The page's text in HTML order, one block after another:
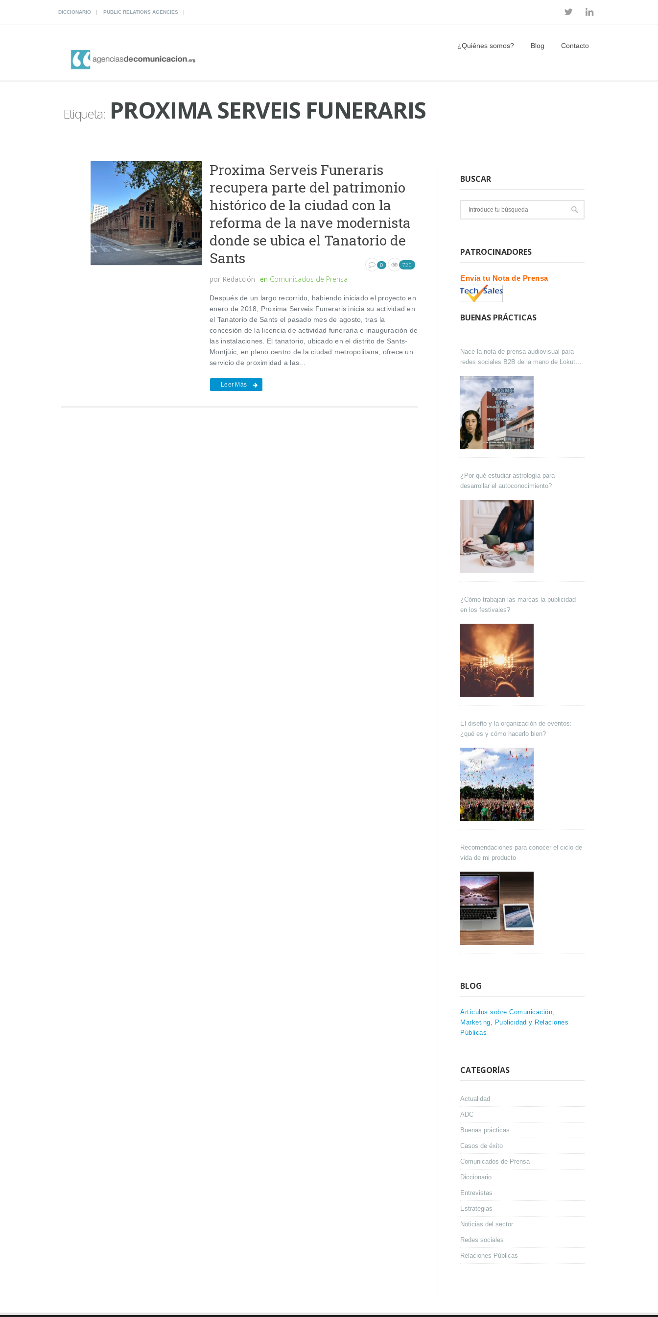
DICCIONARIO PUBLIC RELATIONS AGENCIES
¿Quiénes somos? Blog Contacto
Etiqueta:PROXIMA SERVEIS FUNERARIS
Proxima Serveis Funeraris
recupera parte del patrimonio
histórico de la ciudad con la
reforma de la nave modernista
donde se ubica el Tanatorio de
Sants
por Redacción en Comunicados de Prensa
0 720
Después de un largo recorrido, habiendo iniciado el proyecto en
enero de 2018, Proxima Serveis Funeraris inicia su actividad en
el Tanatorio de Sants el pasado mes de agosto, tras la
concesión de la licencia de actividad funeraria e inauguración de
las instalaciones. El tanatorio, ubicado en el distrito de Sants-
Montjüic, en pleno centro de la ciudad metropolitana, ofrece un
servicio de proximidad a las...
Leer Más
BUSCAR
PATROCINADORES
Envía tu Nota de Prensa
BUENAS PRÁCTICAS
Nace la nota de prensa audiovisual para
redes sociales B2B de la mano de Lokutor
¿Por qué estudiar astrología para
desarrollar el autoconocimiento?
¿Cómo trabajan las marcas la publicidad
en los festivales?
El diseño y la organización de eventos:
¿qué es y cómo hacerlo bien?
Recomendaciones para conocer el ciclo de
vida de mi producto
BLOG
Artículos sobre Comunicación,
Marketing, Publicidad y Relaciones
Públicas
CATEGORÍAS
Actualidad
ADC
Buenas prácticas
Casos de éxito
Comunicados de Prensa
Diccionario
Entrevistas
Estrategias
Noticias del sector
Redes sociales
Relaciones Públicas